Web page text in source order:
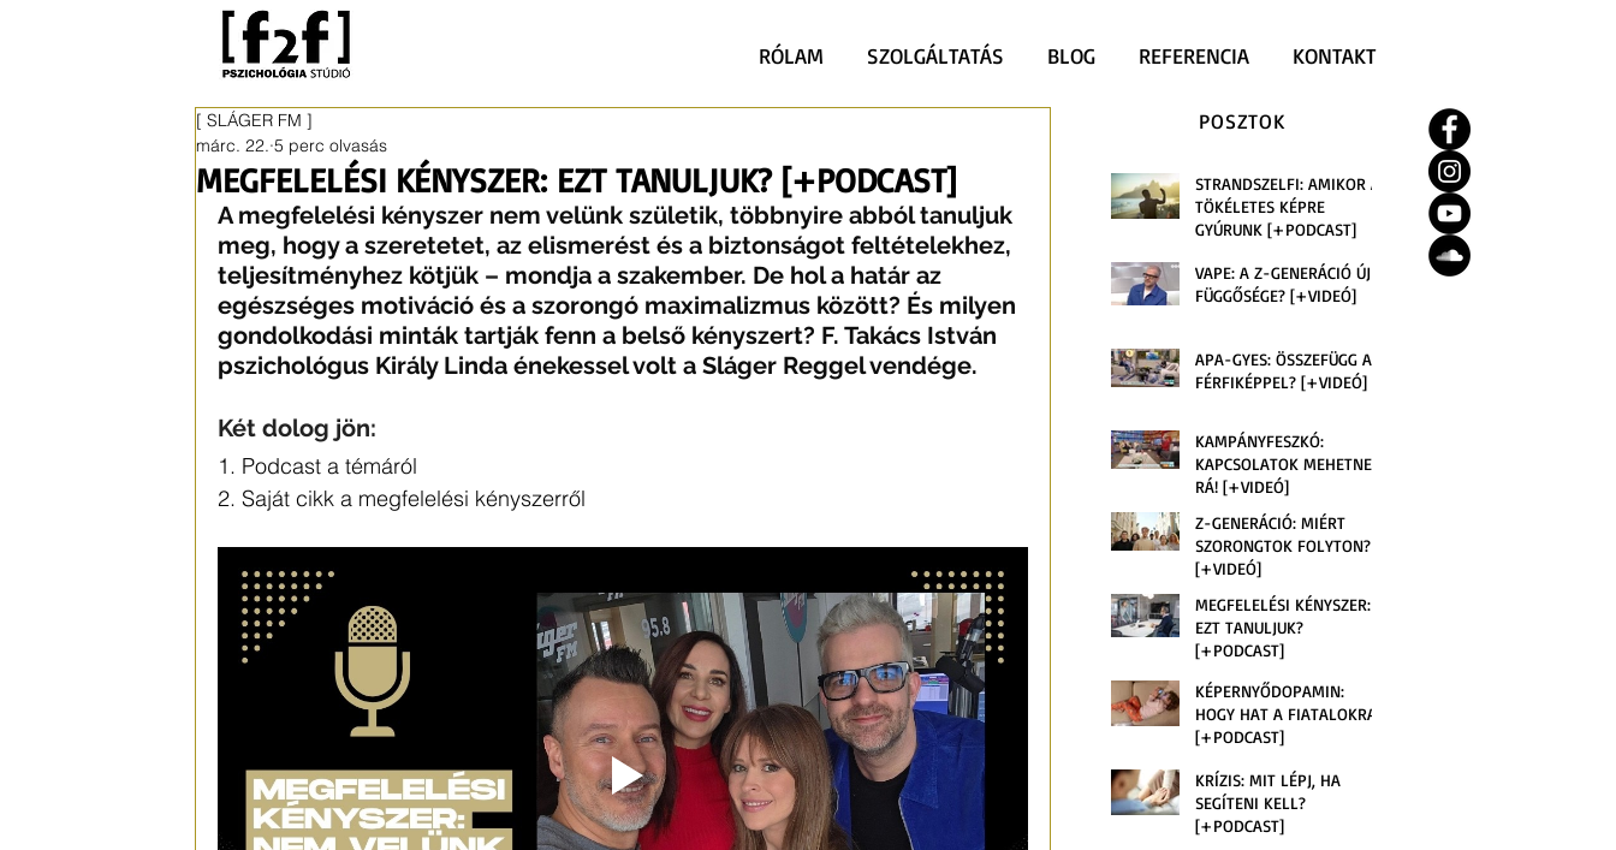
RÓLAM SZOLGÁLTATÁS BLOG REFERENCIA KONTAKT
MEGFELELÉSI KÉNYSZER: EZT TANULJUK? [+PODCAST]
[ SLÁGER FM ]
márc. 22. 5 perc olvasás
A megfelelési kényszer nem velünk születik, többnyire abból tanuljuk
meg, hogy a szeretetet, az elismerést és a biztonságot feltételekhez,
teljesítményhez kötjük – mondja a szakember. De hol a határ az
egészséges motiváció és a szorongó maximalizmus között? És milyen
gondolkodási minták tartják fenn a belső kényszert? F. Takács István
pszichológus Király Linda énekessel volt a Sláger Reggel vendége.
Két dolog jön:
1. Podcast a témáról
2. Saját cikk a megfelelési kényszerről
POSZTOK
STRANDSZELFI: AMIKOR A
TÖKÉLETES KÉPRE
GYÚRUNK [+PODCAST]
VAPE: A Z-GENERÁCIÓ ÚJ
FÜGGŐSÉGE? [+VIDEÓ]
APA-GYES: ÖSSZEFÜGG A
FÉRFIKÉPPEL? [+VIDEÓ]
KAMPÁNYFESZKÓ:
KAPCSOLATOK MEHETNEK
RÁ! [+VIDEÓ]
Z-GENERÁCIÓ: MIÉRT
SZORONGTOK FOLYTON?
[+VIDEÓ]
MEGFELELÉSI KÉNYSZER:
EZT TANULJUK?
[+PODCAST]
KÉPERNYŐDOPAMIN:
HOGY HAT A FIATALOKRA?
[+PODCAST]
KRÍZIS: MIT LÉPJ, HA
SEGÍTENI KELL?
[+PODCAST]